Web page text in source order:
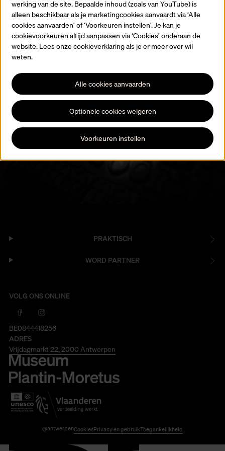
Terug naar de homepagina
Blijf op de hoogte
Registreer je voor onze nieuwsbrief en blijf op de hoogte van alle
expo’s, activiteiten en evenementen.
Schrijf je in
PRAKTISCH
WORD PARTNER
VOLG ONS ONLINE
BE0844418256
ADRES
Vrijdagmarkt 22, 2000 Antwerpen
@antwerpenCookiesPrivacy en gebruikToegankelijkheid
werking van de site. Bepaalde inhoud (zoals van YouTube) is
alleen beschikbaar als je marketingcookies aanvaardt via ‘Alle
cookies aanvaarden’ of ‘Voorkeuren instellen’. Je kan je
cookievoorkeuren altijd aanpassen via ‘Cookies’ onderaan de
website. Lees onze cookieverklaring als je er meer over wil
weten.
Alle cookies aanvaarden
Optionele cookies weigeren
Voorkeuren instellen